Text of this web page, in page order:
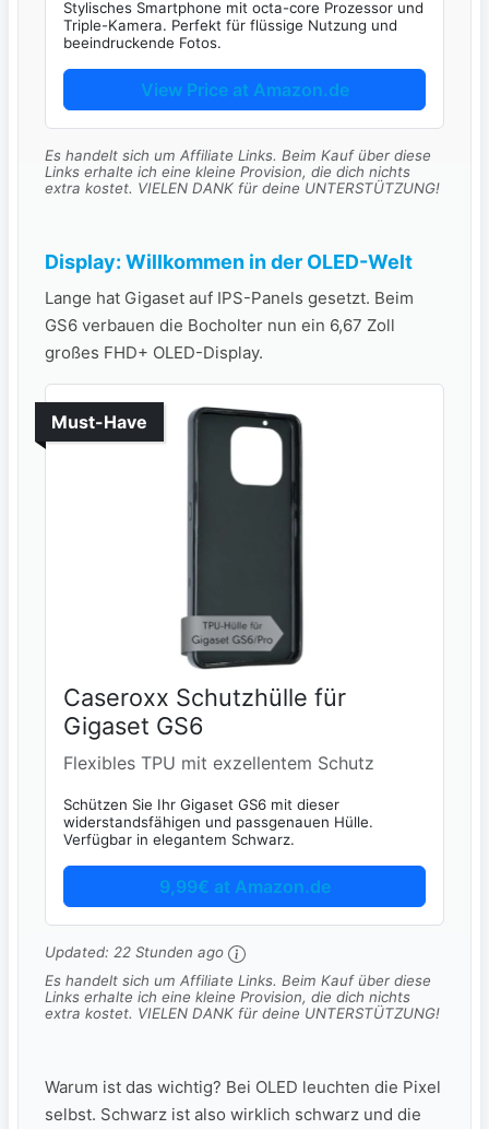
Stylisches Smartphone mit octa-core Prozessor und
Triple-Kamera. Perfekt für flüssige Nutzung und
beeindruckende Fotos.
View Price at Amazon.de
Es handelt sich um Affiliate Links. Beim Kauf über diese
Links erhalte ich eine kleine Provision, die dich nichts
extra kostet. VIELEN DANK für deine UNTERSTÜTZUNG!
Display: Willkommen in der OLED-Welt
Lange hat Gigaset auf IPS-Panels gesetzt. Beim
GS6 verbauen die Bocholter nun ein 6,67 Zoll
großes FHD+ OLED-Display.
Must-Have
Caseroxx Schutzhülle für
Gigaset GS6
Flexibles TPU mit exzellentem Schutz
Schützen Sie Ihr Gigaset GS6 mit dieser
widerstandsfähigen und passgenauen Hülle.
Verfügbar in elegantem Schwarz.
9,99€ at Amazon.de
Updated: 22 Stunden ago
Es handelt sich um Affiliate Links. Beim Kauf über diese
Links erhalte ich eine kleine Provision, die dich nichts
extra kostet. VIELEN DANK für deine UNTERSTÜTZUNG!
Warum ist das wichtig? Bei OLED leuchten die Pixel
selbst. Schwarz ist also wirklich schwarz und die